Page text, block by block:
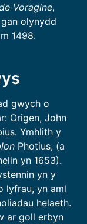
Voragine,
olynydd
1498.
gwych o
Origen, John
Ymhlith y
Photius, (a
yn 1653).
yn y
lyfrau, yn aml
helaeth.
ar goll erbyn